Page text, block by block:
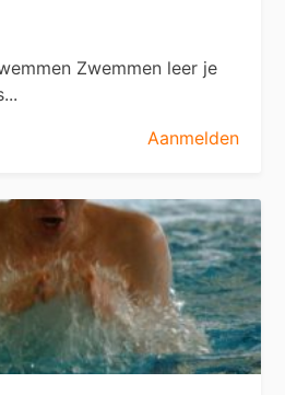
Zwemmen leer je
Aanmelden